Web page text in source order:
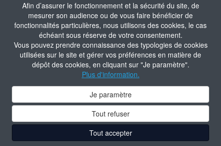
Afin d’assurer le fonctionnement et la sécurité du site, de
mesurer son audience ou de vous faire bénéficier de
fonctionnalités particulières, nous utilisons des cookies, le cas
échéant sous réserve de votre consentement.
Vous pouvez prendre connaissance des typologies de cookies
utilisées sur le site et gérer vos préférences en matière de
dépôt des cookies, en cliquant sur "Je paramètre".
Plus d'information.
Je paramètre
Tout refuser
Tout accepter